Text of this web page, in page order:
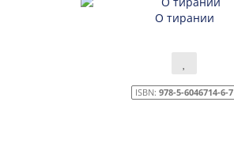
О тирании
ISBN:978-5-6046714-6-7